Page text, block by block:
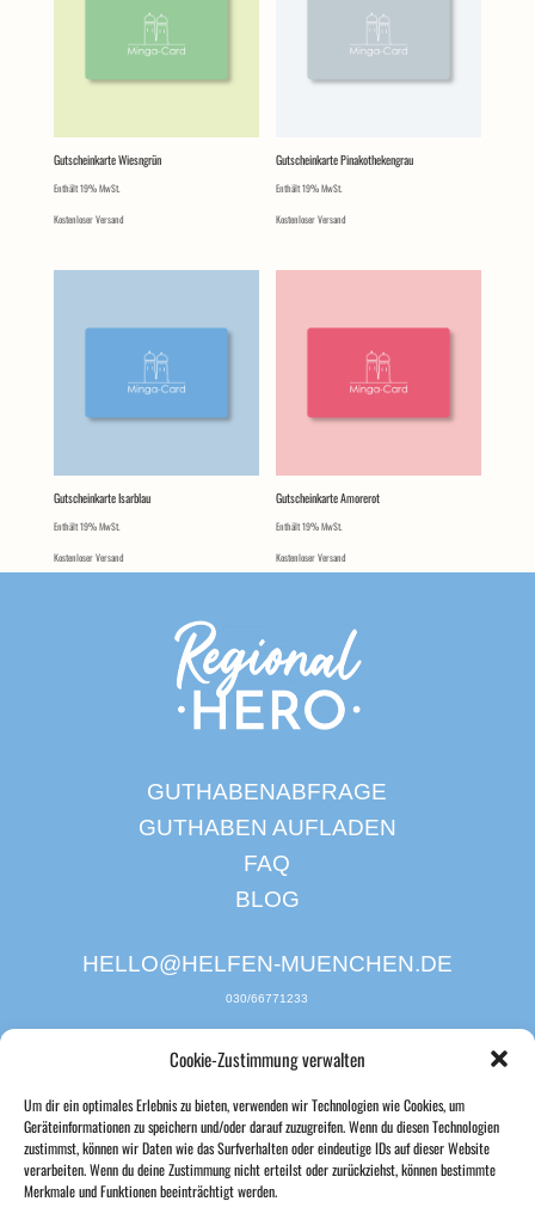
Cookie-Zustimmung verwalten
Um dir ein optimales Erlebnis zu bieten, verwenden wir Technologien wie Cookies, um
Geräteinformationen zu speichern und/oder darauf zuzugreifen. Wenn du diesen Technologien
zustimmst, können wir Daten wie das Surfverhalten oder eindeutige IDs auf dieser Website
verarbeiten. Wenn du deine Zustimmung nicht erteilst oder zurückziehst, können bestimmte
Merkmale und Funktionen beeinträchtigt werden.
Gutscheinkarte Wiesngrün
Enthält 19% MwSt.
Kostenloser Versand
Gutscheinkarte Pinakothekengrau
Enthält 19% MwSt.
Kostenloser Versand
Gutscheinkarte Isarblau
Enthält 19% MwSt.
Kostenloser Versand
Gutscheinkarte Amorerot
Enthält 19% MwSt.
Kostenloser Versand
GUTHABENABFRAGE
GUTHABEN AUFLADEN
FAQ
BLOG
HELLO@HELFEN-MUENCHEN.DE
030/66771233